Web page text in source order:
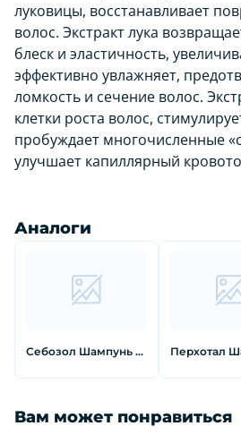
луковицы, восстанавливает
волос. Экстракт лука
блеск и эластичность,
эффективно увлажняет,
ломкость и сечение волос.
клетки роста волос,
пробуждает многочисленные
улучшает капиллярный
Аналоги
Себозол Шампунь от перхоти 100 мл
Вам может понравиться